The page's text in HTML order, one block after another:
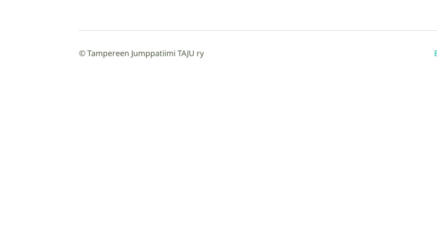
©Tampereen Jumppatiimi TAJU ry